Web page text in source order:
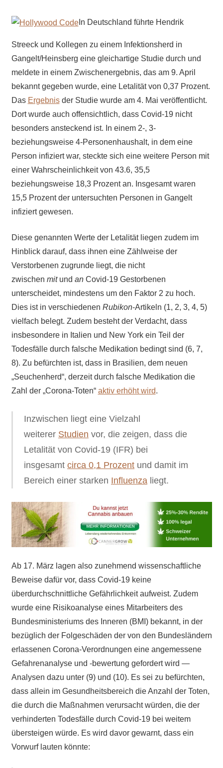
In Deutschland führte Hendrik
Streeck und Kollegen zu einem Infektionsherd in
Gangelt/Heinsberg eine gleichartige Studie durch und
meldete in einem Zwischenergebnis, das am 9. April
bekannt gegeben wurde, eine Letalität von 0,37 Prozent.
Das Ergebnisder Studie wurde am 4. Mai veröffentlicht.
Dort wurde auch offensichtlich, dass Covid-19 nicht
besonders ansteckend ist. In einem 2-, 3-
beziehungsweise 4-Personenhaushalt, in dem eine
Person infiziert war, steckte sich eine weitere Person mit
einer Wahrscheinlichkeit von 43.6, 35,5
beziehungsweise 18,3 Prozent an. Insgesamt waren
15,5 Prozent der untersuchten Personen in Gangelt
infiziert gewesen.
Diese genannten Werte der Letalität liegen zudem im
Hinblick darauf, dass ihnen eine Zählweise der
Verstorbenen zugrunde liegt, die nicht
zwischen mitund anCovid-19 Gestorbenen
unterscheidet, mindestens um den Faktor 2 zu hoch.
Dies ist in verschiedenen Rubikon-Artikeln (1, 2, 3, 4, 5)
vielfach belegt. Zudem besteht der Verdacht, dass
insbesondere in Italien und New York ein Teil der
Todesfälle durch falsche Medikation bedingt sind (6, 7,
8). Zu befürchten ist, dass in Brasilien, dem neuen
„Seuchenherd“, derzeit durch falsche Medikation die
Zahl der „Corona-Toten“ aktiv erhöht wird.
Inzwischen liegt eine Vielzahl
weiterer Studien vor, die zeigen, dass die
Letalität von Covid-19 (IFR) bei
insgesamt circa 0,1 Prozent und damit im
Bereich einer starken Influenza liegt.
Ab 17. März lagen also zunehmend wissenschaftliche
Beweise dafür vor, dass Covid-19 keine
überdurchschnittliche Gefährlichkeit aufweist. Zudem
wurde eine Risikoanalyse eines Mitarbeiters des
Bundesministeriums des Inneren (BMI) bekannt, in der
bezüglich der Folgeschäden der von den Bundesländern
erlassenen Corona-Verordnungen eine angemessene
Gefahrenanalyse und -bewertung gefordert wird —
Analysen dazu unter (9) und (10). Es sei zu befürchten,
dass allein im Gesundheitsbereich die Anzahl der Toten,
die durch die Maßnahmen verursacht würden, die der
verhinderten Todesfälle durch Covid-19 bei weitem
übersteigen würde. Es wird davor gewarnt, dass ein
Vorwurf lauten könnte: